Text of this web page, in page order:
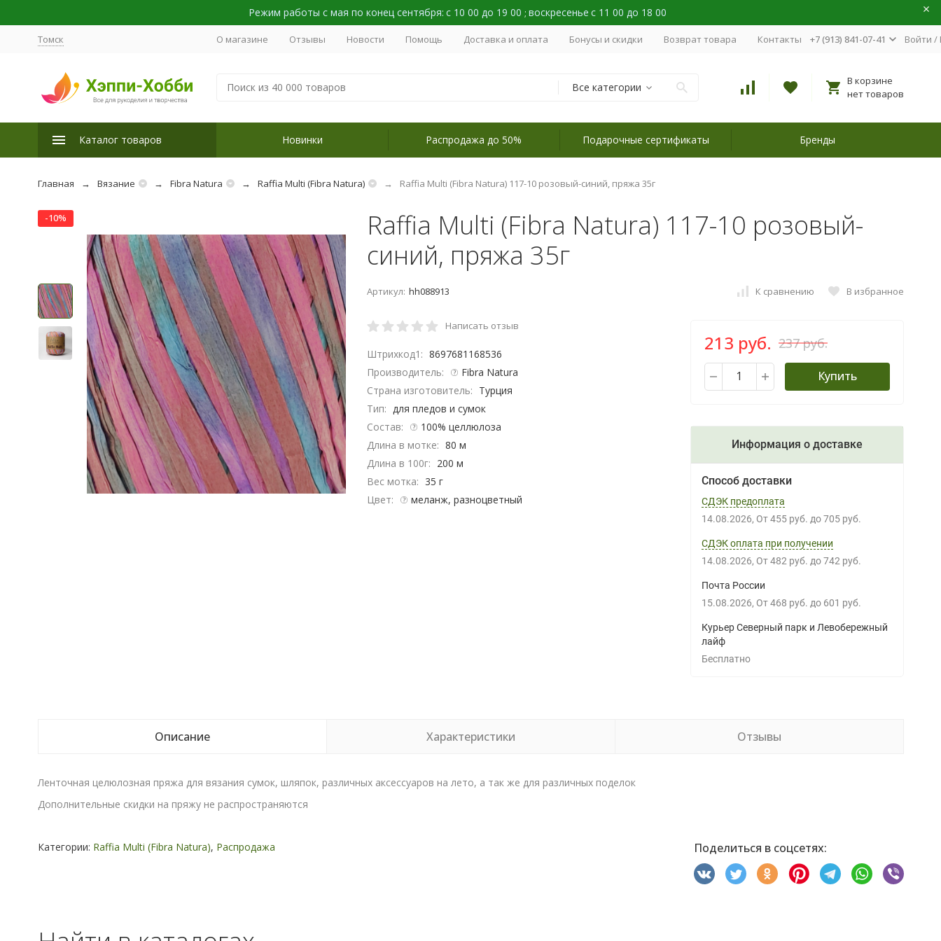
Режим работы с мая по конец сентября: с 10 00 до 19 00 ; воскресенье с 11 00 до 18 00
Томск О магазине Отзывы Новости Помощь Доставка и оплата Бонусы и скидки Возврат товара Контакты +7 (913) 841-07-41 Войти /
Все категории
В корзине
нет товаров
Каталог товаров Новинки Распродажа до 50% Подарочные сертификаты Бренды
Главная Вязание Fibra Natura Raffia Multi (Fibra Natura) Raffia Multi (Fibra Natura) 117-10 розовый-синий, пряжа 35г
-10%
Raffia Multi (Fibra Natura) 117-10 розовый-
синий, пряжа 35г
Артикул: hh088913 К сравнению В избранное
Написать отзыв
Штрихкод1: 8697681168536
Производитель:
Fibra Natura
Страна изготовитель: Турция
Тип: для пледов и сумок
Состав:
100% целлюлоза
Длина в мотке: 80 м
Длина в 100г: 200 м
Вес мотка: 35 г
Цвет:
меланж, разноцветный
213 руб. 237 руб.
Купить
Информация о доставке
Способ доставки
СДЭК предоплата
14.08.2026 От 455 руб. до 705 руб.
СДЭК оплата при получении
14.08.2026 От 482 руб. до 742 руб.
Почта России
15.08.2026 От 468 руб. до 601 руб.
Курьер Северный парк и Левобережный
лайф
Бесплатно
Описание Характеристики Отзывы
Ленточная целюлозная пряжа для вязания сумок, шляпок, различных аксессуаров на лето, а так же для различных поделок
Дополнительные скидки на пряжу не распространяются
Категории: Raffia Multi (Fibra Natura), Распродажа Поделиться в соцсетях: